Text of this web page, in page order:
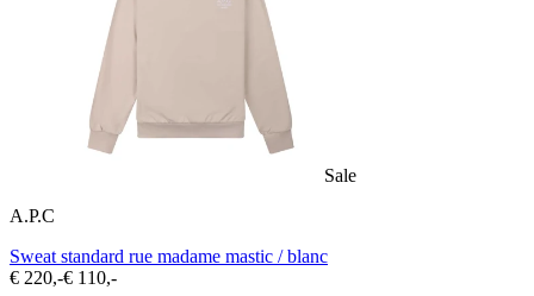
Sale
A.P.C
Sweat standard rue madame mastic / blanc
€ 220,-€ 110,-